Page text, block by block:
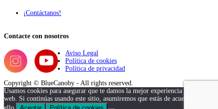
¡Contáctanos!
Contacte con nosotros
Aviso Legal
Política de cookies
Política de privacidad
Copyright © BlueCanoby - All rights reserved.
Usamos cookies para asegurar que te damos la mejor experiencia en nuestra
web. Si continúas usando este sitio, asumiremos que estás de acuerdo con